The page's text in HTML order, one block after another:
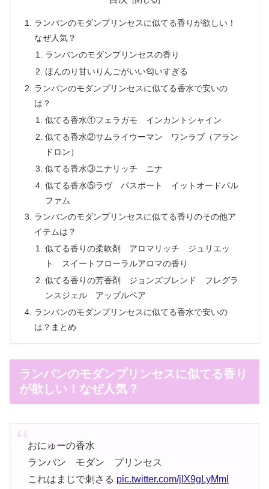
ランバンのモダンプリンセスに似てる香りが欲しい！
なぜ人気？
ランバンのモダンプリンセスの香り
ほんのり甘いりんごがいい匂いすぎる
ランバンのモダンプリンセスに似てる香水で安いの
は？
似てる香水①フェラガモ インカントシャイン
似てる香水②サムライウーマン ワンラブ（アラン
ドロン）
似てる香水③ニナリッチ ニナ
似てる香水⑤ラヴ パスポート イットオードパル
ファム
ランバンのモダンプリンセスに似てる香りのその他ア
イテムは？
似てる香りの柔軟剤 アロマリッチ ジュリエッ
ト スイートフローラルアロマの香り
似てる香りの芳香剤 ジョンズブレンド フレグラ
ンスジェル アップルペア
ランバンのモダンプリンセスに似てる香水で安いの
は？まとめ
ランバンのモダンプリンセスに似てる香り
が欲しい！なぜ人気？
おにゅーの香水
ランバン モダン プリンセス
これはまじで刺さる pic.twitter.com/jIX9gLyMml